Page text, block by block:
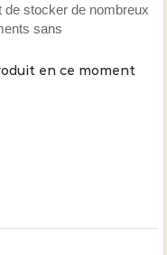
de stocker de nombreux
sans
en ce moment